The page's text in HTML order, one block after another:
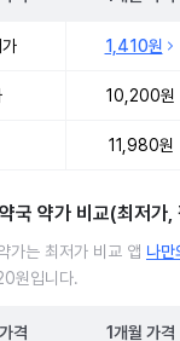
1,410원
10,200원
11,980원
국 약가 비교(최저가,
가는 최저가 비교 앱 나만
원입니다.
격 1개월 가격